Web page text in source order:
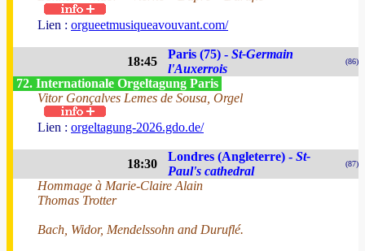
Lien : orgueetmusiqueavouvant.com/
18:45
Paris (75) - St-Germain
l'Auxerrois
(86)
72. Internationale Orgeltagung Paris
Vitor Gonçalves Lemes de Sousa, Orgel
Lien : orgeltagung-2026.gdo.de/
18:30
Londres (Angleterre) - St-
Paul's cathedral
(87)
Hommage à Marie-Claire Alain
Thomas Trotter
Bach, Widor, Mendelssohn and Duruflé.